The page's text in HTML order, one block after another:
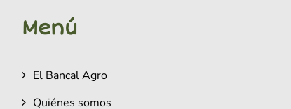
Menú
El Bancal Agro
Quiénes somos